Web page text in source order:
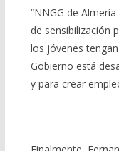
“NNGG de
de sensibilización
los jóvenes
Gobierno está
y para crear